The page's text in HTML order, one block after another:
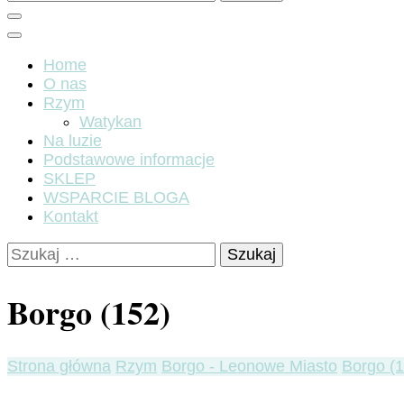
Home
O nas
Rzym
Watykan
Na luzie
Podstawowe informacje
SKLEP
WSPARCIE BLOGA
Kontakt
Szukaj:
Borgo (152)
Strona główna Rzym Borgo - Leonowe Miasto Borgo